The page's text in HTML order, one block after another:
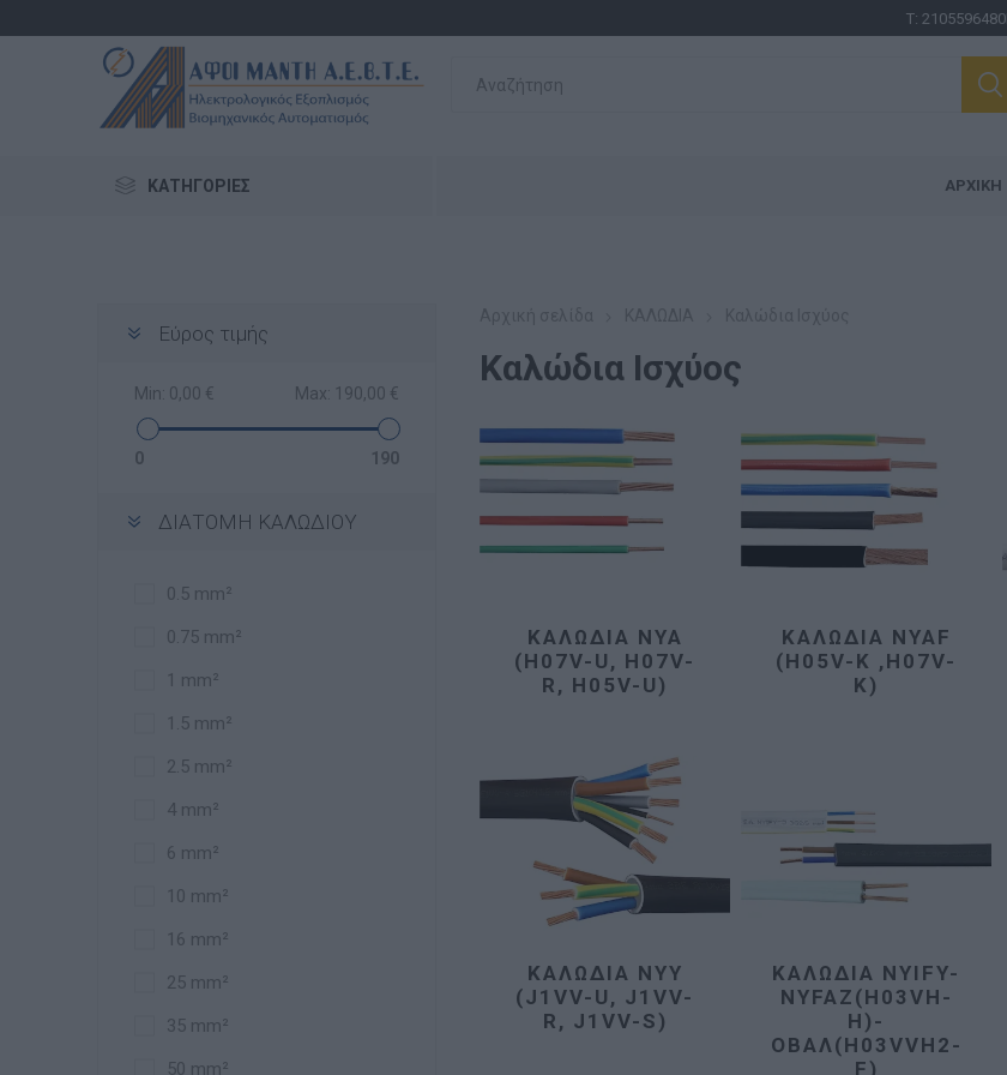
Τ: 2105596480
ΚΑΤΗΓΟΡΊΕΣ ΑΡΧΙΚΉ
Εύρος τιμής
Min: 0,00 € Max: 190,00 €
0 190
ΔΙΑΤΟΜΗ ΚΑΛΩΔΙΟΥ
0.5 mm²
0.75 mm²
1 mm²
1.5 mm²
2.5 mm²
4 mm²
6 mm²
10 mm²
16 mm²
25 mm²
35 mm²
50 mm²
Καλώδια Ισχύος
ΚΑΛΏΔΙΑ ΝΥΑ
(H07V-U, H07V-
R, H05V-U)
ΚΑΛΏΔΙΑ NYAF
(H05V-K ,H07V-
K)
ΚΑΛΏΔΙΑ ΝΥΥ
(J1VV-U, J1VV-
R, J1VV-S)
ΚΑΛΏΔΙΑ NYIFY-
NYFAZ(H03VH-
H)-
ΟΒΑΛ(H03VVH2-
F)